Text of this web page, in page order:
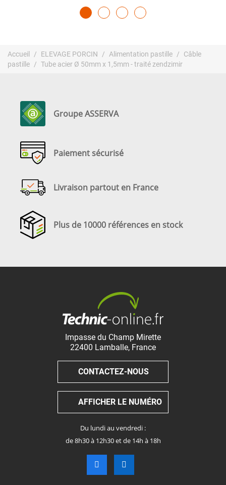
Accueil ELEVAGE PORCIN Alimentation pastille
Câble
pastille
Tube acier Ø 50mm x 1,5mm - traité zendzimir
Groupe ASSERVA
Paiement sécurisé
Livraison partout en France
Plus de 10000 références en stock
Impasse du Champ Mirette
22400 Lamballe, France
CONTACTEZ-NOUS
AFFICHER LE NUMÉRO
Du lundi au vendredi :
de 8h30 à 12h30 et de 14h à 18h